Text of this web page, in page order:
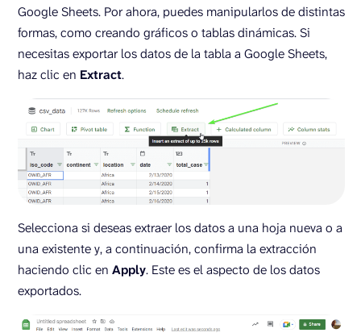
Google Sheets. Por ahora, puedes manipularlos de distintas
formas, como creando gráficos o tablas dinámicas. Si
necesitas exportar los datos de la tabla a Google Sheets,
haz clic en Extract.
Selecciona si deseas extraer los datos a una hoja nueva o a
una existente y, a continuación, confirma la extracción
haciendo clic en Apply. Este es el aspecto de los datos
exportados.